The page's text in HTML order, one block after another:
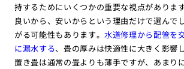
持するためにいくつかの重要な視点がありま
良いから、安いからという理由だけで選んで
がる可能性もあります。水道修理から配管を
に漏水する、畳の厚みは快適性に大きく影響
置き畳は通常の畳よりも薄手ですが、あまり